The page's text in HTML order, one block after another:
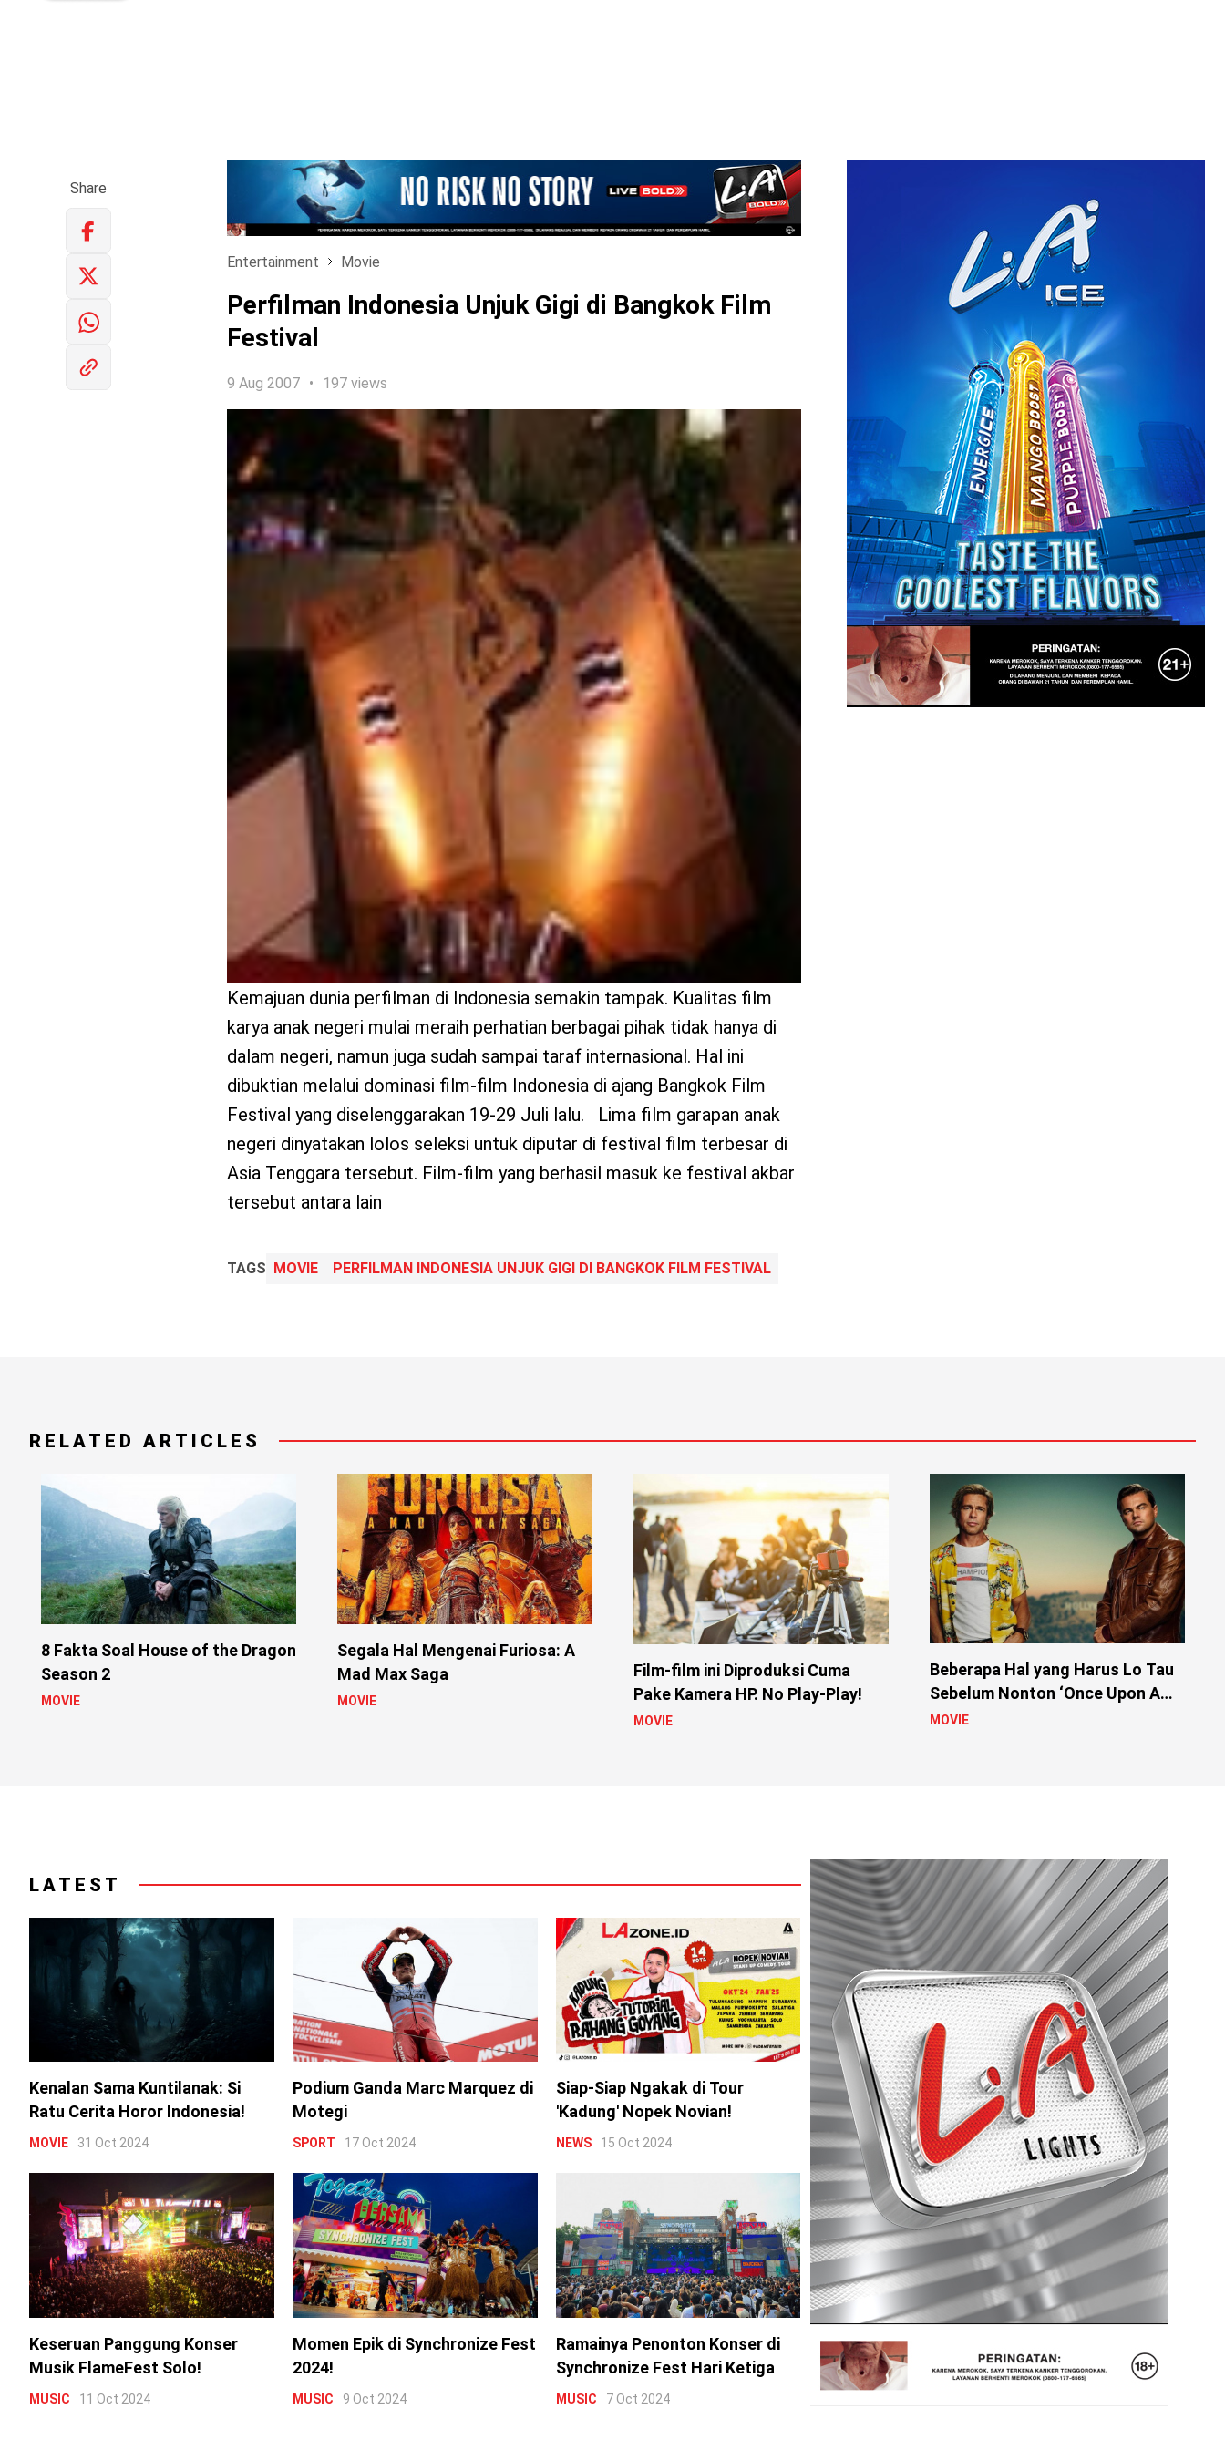
menarik
Share
Entertainment Movie
Perfilman Indonesia Unjuk Gigi di Bangkok Film
Festival
9 Aug 2007 197 views
Kemajuan dunia perfilman di Indonesia semakin tampak. Kualitas film
karya anak negeri mulai meraih perhatian berbagai pihak tidak hanya di
dalam negeri, namun juga sudah sampai taraf internasional. Hal ini
dibuktian melalui dominasi film-film Indonesia di ajang Bangkok Film
Festival yang diselenggarakan 19-29 Juli lalu. Lima film garapan anak
negeri dinyatakan lolos seleksi untuk diputar di festival film terbesar di
Asia Tenggara tersebut. Film-film yang berhasil masuk ke festival akbar
tersebut antara lain
TAGS MOVIE PERFILMAN INDONESIA UNJUK GIGI DI BANGKOK FILM FESTIVAL
RELATED ARTICLES
8 Fakta Soal House of the Dragon
Season 2
MOVIE
Segala Hal Mengenai Furiosa: A
Mad Max Saga
MOVIE
Film-film ini Diproduksi Cuma
Pake Kamera HP. No Play-Play!
MOVIE
Beberapa Hal yang Harus Lo Tau
Sebelum Nonton ‘Once Upon A
Time In Hollywood’
MOVIE
LATEST
Kenalan Sama Kuntilanak: Si
Ratu Cerita Horor Indonesia!
MOVIE 31 Oct 2024
Podium Ganda Marc Marquez di
Motegi
SPORT 17 Oct 2024
Siap-Siap Ngakak di Tour
'Kadung' Nopek Novian!
NEWS 15 Oct 2024
Keseruan Panggung Konser
Musik FlameFest Solo!
MUSIC 11 Oct 2024
Momen Epik di Synchronize Fest
2024!
MUSIC 9 Oct 2024
Ramainya Penonton Konser di
Synchronize Fest Hari Ketiga
MUSIC 7 Oct 2024